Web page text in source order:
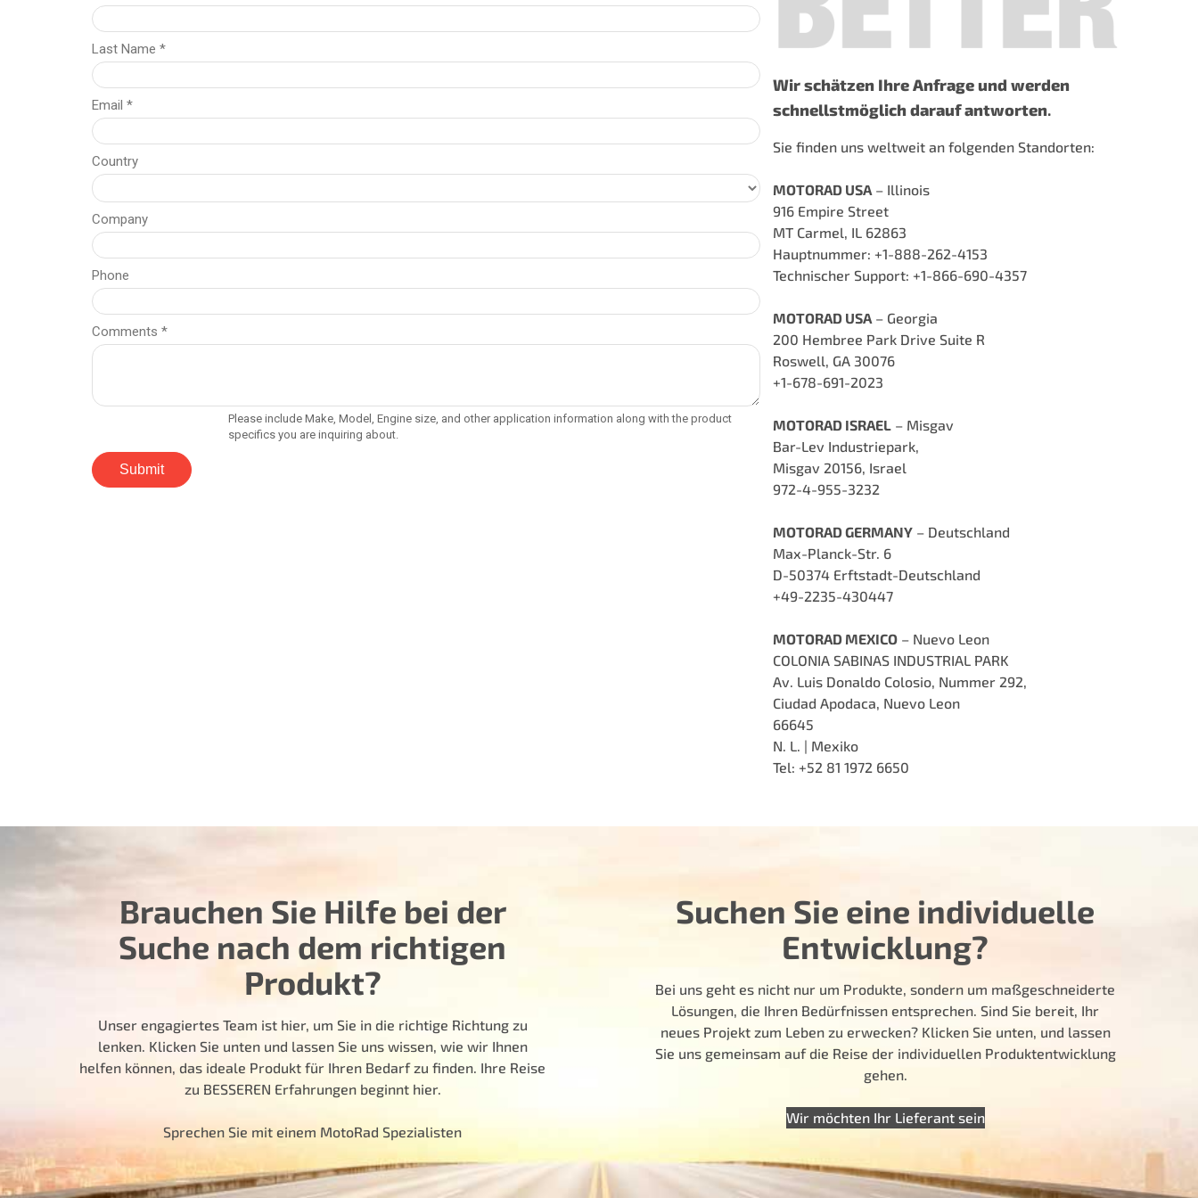
Wir schätzen Ihre Anfrage und werden
schnellstmöglich darauf antworten.
Sie finden uns weltweit an folgenden Standorten:
MOTORAD USA– Illinois
916 Empire Street
MT Carmel, IL 62863
Hauptnummer: +1-888-262-4153
Technischer Support: +1-866-690-4357
MOTORAD USA– Georgia
200 Hembree Park Drive Suite R
Roswell, GA 30076
+1-678-691-2023
MOTORAD ISRAEL – Misgav
Bar-Lev Industriepark,
Misgav 20156, Israel
972-4-955-3232
MOTORAD GERMANY– Deutschland
Max-Planck-Str. 6
D-50374 Erftstadt-Deutschland
+49-2235-430447
MOTORAD MEXICO– Nuevo Leon
COLONIA SABINAS INDUSTRIAL PARK
Av. Luis Donaldo Colosio, Nummer 292,
Ciudad Apodaca, Nuevo Leon
66645
N. L. | Mexiko
Tel: +52 81 1972 6650
Brauchen Sie Hilfe bei der
Suche nach dem richtigen
Produkt?
Unser engagiertes Team ist hier, um Sie in die richtige Richtung zu
lenken. Klicken Sie unten und lassen Sie uns wissen, wie wir Ihnen
helfen können, das ideale Produkt für Ihren Bedarf zu finden. Ihre Reise
zu BESSEREN Erfahrungen beginnt hier.
Sprechen Sie mit einem MotoRad Spezialisten
Suchen Sie eine individuelle
Entwicklung?
Bei uns geht es nicht nur um Produkte, sondern um maßgeschneiderte
Lösungen, die Ihren Bedürfnissen entsprechen. Sind Sie bereit, Ihr
neues Projekt zum Leben zu erwecken? Klicken Sie unten, und lassen
Sie uns gemeinsam auf die Reise der individuellen Produktentwicklung
gehen.
Wir möchten Ihr Lieferant sein